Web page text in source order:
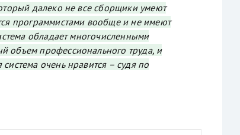
далеко не все сборщики умеют
программистами вообще и не имеют
обладает многочисленными
объем профессионального труда, и
очень нравится – судя по